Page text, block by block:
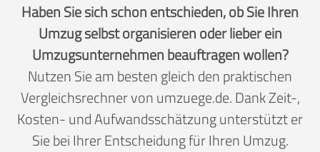
Haben Sie sich schon entschieden, ob Sie Ihren
Umzug selbst organisieren oder lieber ein
Umzugsunternehmen beauftragen wollen?
Nutzen Sie am besten gleich den praktischen
Vergleichsrechner von umzuege.de. Dank Zeit-,
Kosten- und Aufwandsschätzung unterstützt er
Sie bei Ihrer Entscheidung für Ihren Umzug.